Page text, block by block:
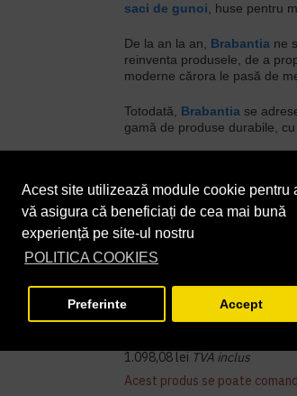
Acest site utilizează module cookie pentru
vă asigura că beneficiați de cea mai bună
experiență pe site-ul nostru
POLITICA COOKIES
Preferinte Accept
saci de gunoi , huse pentru
De la an la an, Brabantia ne
reinventa produsele, de a
moderne cărora le pasă de
Totodată, Brabantia se
gamă de produse durabile, cu
COD PRODUS: BRB211409
Bazată pe 0
907,50 lei+
1.098,08 lei TVA inclus
Acest produs se poate